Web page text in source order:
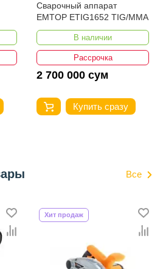
Сварочный аппарат
EMTOP ETIG1652 TIG/MMA
В наличии
Рассрочка
2 700 000 сум
Купить сразу
Все
Хит продаж